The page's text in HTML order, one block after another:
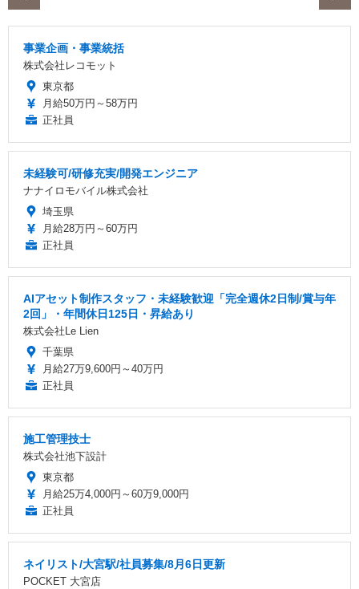
事業企画・事業統括
株式会社レコモット
東京都
月給50万円～58万円
正社員
未経験可/研修充実/開発エンジニア
ナナイロモバイル株式会社
埼玉県
月給28万円～60万円
正社員
AIアセット制作スタッフ・未経験歓迎「完全週休2日制/賞与年
2回」・年間休日125日・昇給あり
株式会社Le Lien
千葉県
月給27万9,600円～40万円
正社員
施工管理技士
株式会社池下設計
東京都
月給25万4,000円～60万9,000円
正社員
ネイリスト/大宮駅/社員募集/8月6日更新
POCKET 大宮店